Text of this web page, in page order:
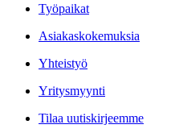
Työpaikat
Asiakaskokemuksia
Yhteistyö
Yritysmyynti
Tilaa uutiskirjeemme